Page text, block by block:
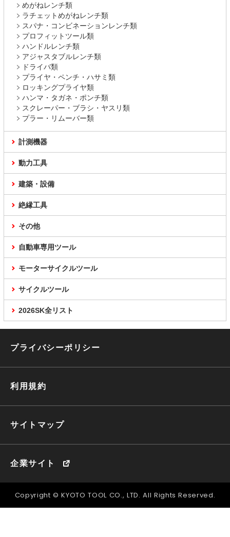
めがねレンチ類
ラチェットめがねレンチ類
スパナ・コンビネーションレンチ類
プロフィットツール類
ハンドルレンチ類
アジャスタブルレンチ類
ドライバ類
プライヤ・ペンチ・ハサミ類
ロッキングプライヤ類
ハンマ・タガネ・ポンチ類
スクレーパー・ブラシ・ヤスリ類
プラー・リムーバー類
計測機器
動力工具
建築・設備
絶縁工具
その他
自動車専用ツール
モーターサイクルツール
サイクルツール
2026SK全リスト
プライバシーポリシー
利用規約
サイトマップ
企業サイト
Copyright © KYOTO TOOL CO., LTD. All Rights Reserved.